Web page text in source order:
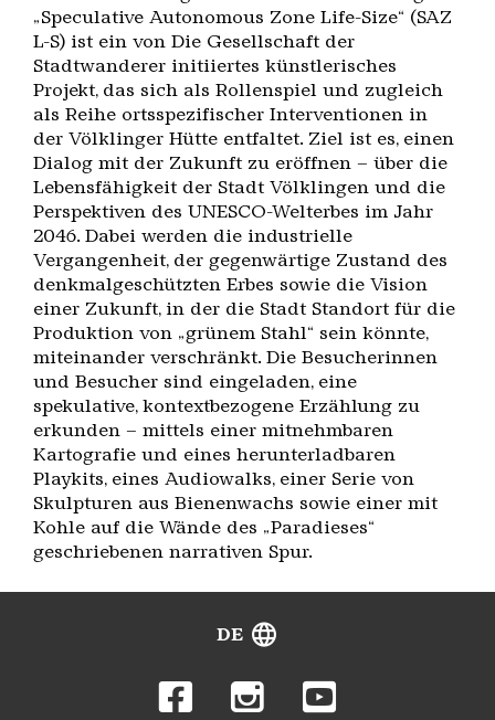
„Speculative Autonomous Zone Life-Size“ (SAZ
L-S) ist ein von Die Gesellschaft der
Stadtwanderer initiiertes künstlerisches
Projekt, das sich als Rollenspiel und zugleich
als Reihe ortsspezifischer Interventionen in
der Völklinger Hütte entfaltet. Ziel ist es, einen
Dialog mit der Zukunft zu eröffnen – über die
Lebensfähigkeit der Stadt Völklingen und die
Perspektiven des UNESCO-Welterbes im Jahr
2046. Dabei werden die industrielle
Vergangenheit, der gegenwärtige Zustand des
denkmalgeschützten Erbes sowie die Vision
einer Zukunft, in der die Stadt Standort für die
Produktion von „grünem Stahl“ sein könnte,
miteinander verschränkt. Die Besucherinnen
und Besucher sind eingeladen, eine
spekulative, kontextbezogene Erzählung zu
erkunden – mittels einer mitnehmbaren
Kartografie und eines herunterladbaren
Playkits, eines Audiowalks, einer Serie von
Skulpturen aus Bienenwachs sowie einer mit
Kohle auf die Wände des „Paradieses“
geschriebenen narrativen Spur.
DE